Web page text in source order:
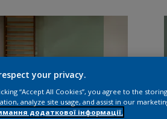
your privacy.
“Accept All Cookies”, you agree to the
analyze site usage, and assist in our
додаткової інформації.